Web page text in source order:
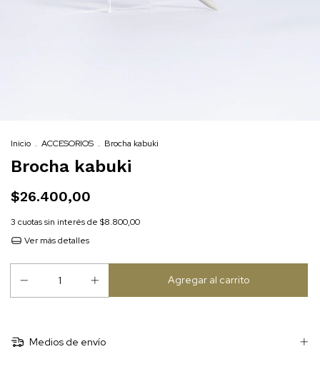
Inicio . ACCESORIOS . Brocha kabuki
Brocha kabuki
$26.400,00
3 cuotas sin interés de $8.800,00
Ver más detalles
Medios de envío